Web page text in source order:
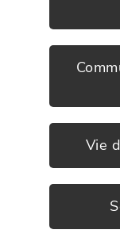
Vie